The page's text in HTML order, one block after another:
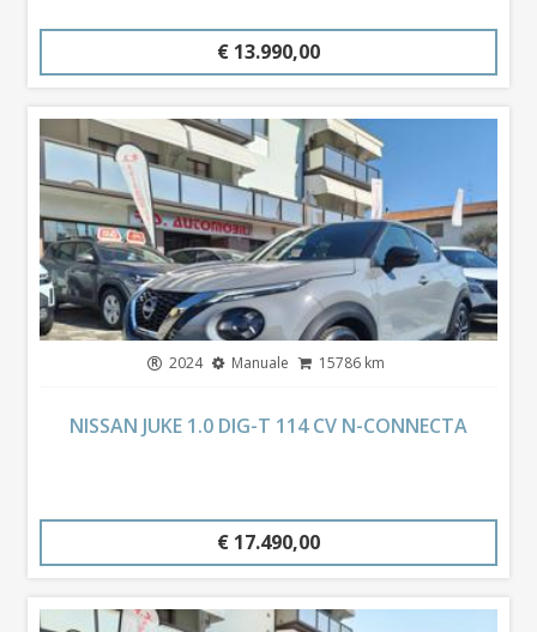
€ 13.990,00
2024 Manuale 15786 km
NISSAN JUKE 1.0 DIG-T 114 CV N-CONNECTA
€ 17.490,00